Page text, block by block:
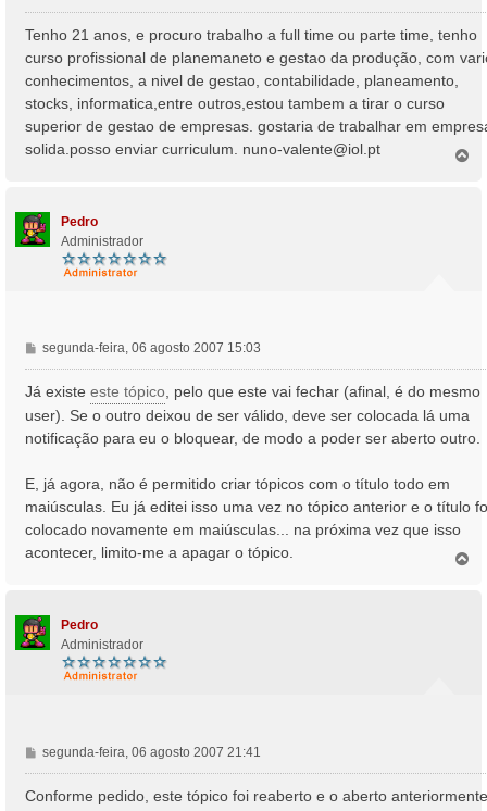
e
a
g
e
m
Tenho 21 anos, e procuro trabalho a full time ou parte time, tenho
curso profissional de planemaneto e gestao da produção, com
conhecimentos, a nivel de gestao, contabilidade, planeamento,
stocks, informatica,entre outros,estou tambem a tirar o curso
superior de gestao de empresas. gostaria de trabalhar em
solida.posso enviar curriculum. nuno-valente@iol.pt
Pedro
Administrador
M
e
n
a
g
m
segunda-feira, 06 agosto 2007 15:03
Já existe este tópico, pelo que este vai fechar (afinal, é do mesmo
user). Se o outro deixou de ser válido, deve ser colocada lá uma
notificação para eu o bloquear, de modo a poder ser aberto outro.
E, já agora, não é permitido criar tópicos com o título todo em
maiúsculas. Eu já editei isso uma vez no tópico anterior e o título
colocado novamente em maiúsculas... na próxima vez que isso
acontecer, limito-me a apagar o tópico.
Pedro
Administrador
M
e
n
segunda-feira, 06 agosto 2007 21:41
Conforme pedido, este tópico foi reaberto e o aberto anteriormente